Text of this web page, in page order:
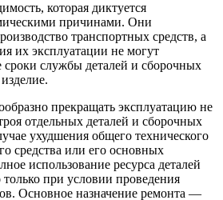
которая диктуется
причинами. Они
транспортных средств, а
их эксплуатации не могут
сроки службы деталей и сборочных
прекращать эксплуатацию не
отдельных деталей и сборочных
ухудшения общего технического
средства или его основных
использование ресурса деталей
при условии проведения
Основное назначение ремонта —